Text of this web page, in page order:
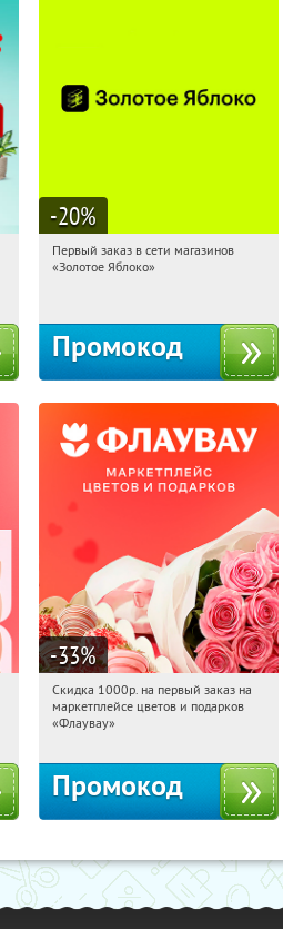
-20%
16:04:59
Получи первым!
Первый заказ в сети магазинов
«Золотое Яблоко»
Промокод
-33%
16:04:59 Получили:
Россия
Скидка 1000р. на первый заказ на
маркетплейсе цветов и подарков
«Флаувау»
Промокод